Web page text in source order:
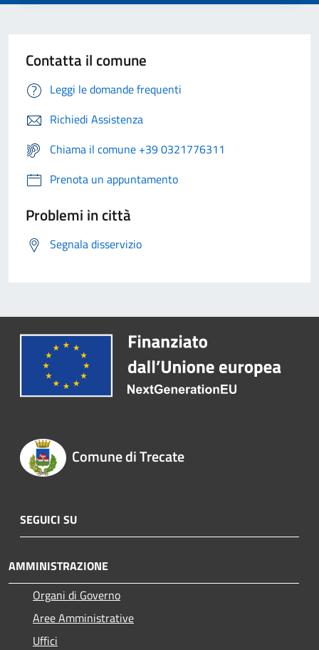
Contatta il comune
Leggi le domande frequenti
Richiedi Assistenza
Chiama il comune +39 0321776311
Prenota un appuntamento
Problemi in città
Segnala disservizio
Comune di Trecate
SEGUICI SU
AMMINISTRAZIONE
Organi di Governo
Aree Amministrative
Uffici